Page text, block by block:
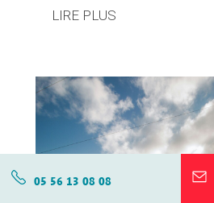
LIRE PLUS
05 56 13 08 08